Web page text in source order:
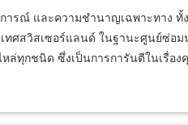
รณ์ และความชำนาญเฉพาะทาง ทั้
ทศสวิสเซอร์แลนด์ ในฐานะศูนย์ซ่อ
ล่ทุกชนิด ซึ่งเป็นการการันตีในเรื่อ